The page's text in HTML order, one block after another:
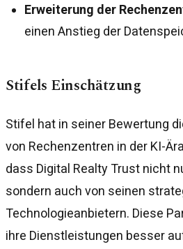
Erweiterung der
einen Anstieg der
Stifels Einschätzung
Stifel hat in seiner Bewertung
von Rechenzentren in der KI-
dass Digital Realty Trust nicht
sondern auch von seinen
Technologieanbietern. Diese
ihre Dienstleistungen besser